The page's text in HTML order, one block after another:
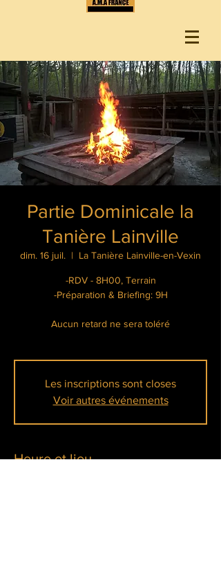
Partie Dominicale la
Tanière Lainville
dim. 16 juil.
  |
La Tanière Lainville-en-Vexin
-RDV - 8H00, Terrain
-Préparation & Briefing: 9H
Aucun retard ne sera toléré
Les inscriptions sont closes
Voir autres événements
Heure et lieu